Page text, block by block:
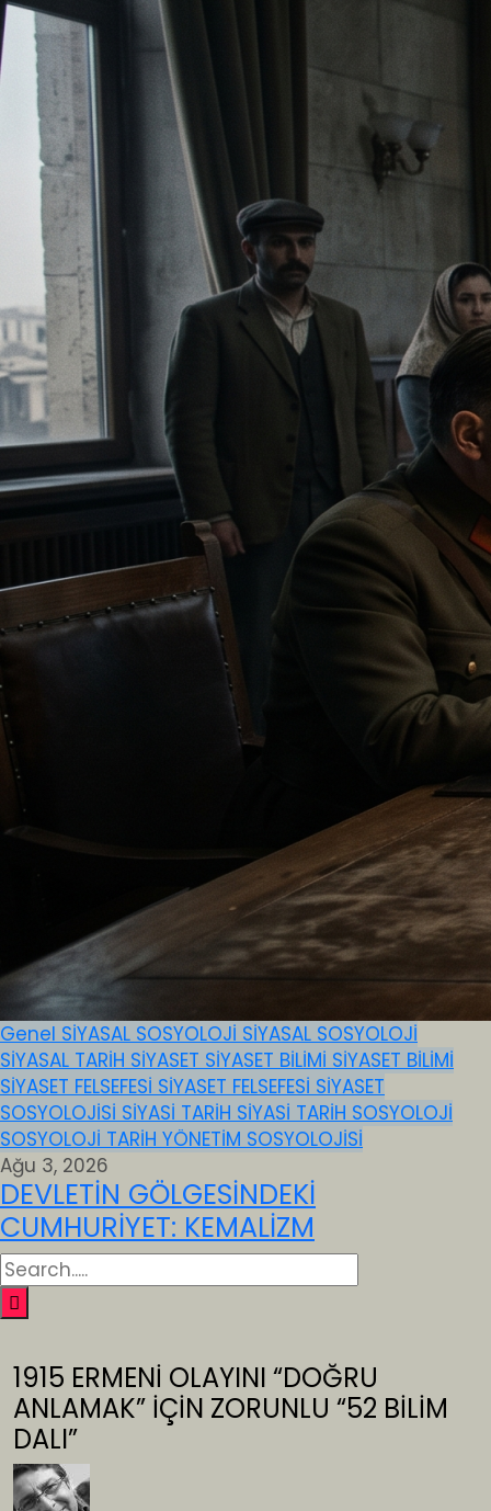
Genel SİYASAL SOSYOLOJİ SİYASAL SOSYOLOJİ
SİYASAL TARİH SİYASET SİYASET BİLİMİ SİYASET BİLİMİ
SİYASET FELSEFESİ SİYASET FELSEFESİ SİYASET
SOSYOLOJİSİ SİYASİ TARİH SİYASİ TARİH SOSYOLOJİ
SOSYOLOJİ TARİH YÖNETİM SOSYOLOJİSİ
Ağu 3, 2026
DEVLETİN GÖLGESİNDEKİ
CUMHURİYET: KEMALİZM
1915 ERMENİ OLAYINI “DOĞRU
ANLAMAK” İÇİN ZORUNLU “52 BİLİM
DALI”